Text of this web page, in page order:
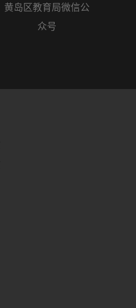
黄岛区教育局微信公
众号